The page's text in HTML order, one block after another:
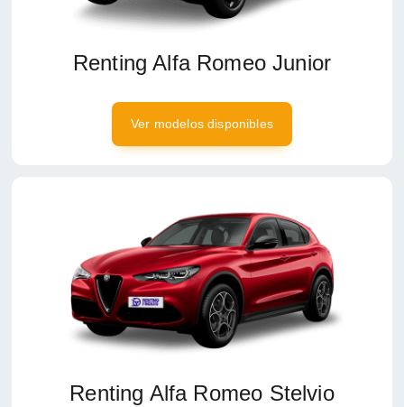
Renting Alfa Romeo Junior
Ver modelos disponibles
Renting Alfa Romeo Stelvio